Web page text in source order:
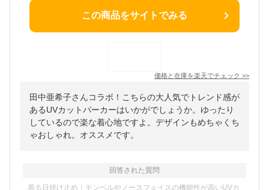
この商品をサイトでみる
価格と在庫を楽天でチェック >>
田中亜希子さんコラボ！こちらの大人気でトレンド感が
あるUVカットパーカーはいかがでしょうか。ゆったり
しているので楽な着心地ですよ。デザインもめちゃくち
ゃおしゃれ。オススメです。
回答された質問
着る日焼け止め｜モンベルやノースフェイスの機能性が高いUVカ